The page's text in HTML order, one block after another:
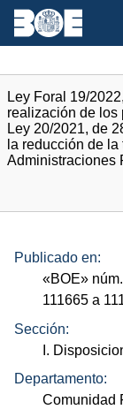
Ley Foral 19/
realización de los
Ley 20/2021, de
la reducción de
Administraciones
Publicado en:
«BOE» núm.
111665 a
Sección:
I.
Departamento:
Comunidad